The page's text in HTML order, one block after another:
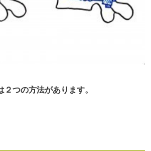
つの方法があります。